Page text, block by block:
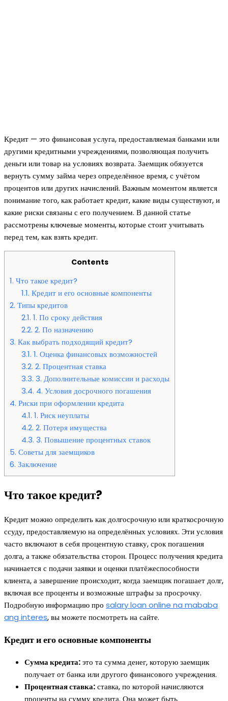
Кредит — это финансовая услуга, предоставляемая банками или
другими кредитными учреждениями, позволяющая получить
деньги или товар на условиях возврата. Заемщик обязуется
вернуть сумму займа через определённое время, с учётом
процентов или других начислений. Важным моментом является
понимание того, как работает кредит, какие виды существуют, и
какие риски связаны с его получением. В данной статье
рассмотрены ключевые моменты, которые стоит учитывать
перед тем, как взять кредит.
Contents
1. Что такое кредит?
1.1. Кредит и его основные компоненты
2. Типы кредитов
2.1. 1. По сроку действия
2.2. 2. По назначению
3. Как выбрать подходящий кредит?
3.1. 1. Оценка финансовых возможностей
3.2. 2. Процентная ставка
3.3. 3. Дополнительные комиссии и расходы
3.4. 4. Условия досрочного погашения
4. Риски при оформлении кредита
4.1. 1. Риск неуплаты
4.2. 2. Потеря имущества
4.3. 3. Повышение процентных ставок
5. Советы для заемщиков
6. Заключение
Что такое кредит?
Кредит можно определить как долгосрочную или краткосрочную
ссуду, предоставляемую на определённых условиях. Эти условия
часто включают в себя процентную ставку, срок погашения
долга, а также обязательства сторон. Процесс получения кредита
начинается с подачи заявки и оценки платёжеспособности
клиента, а завершение происходит, когда заемщик погашает долг,
включая все проценты и возможные штрафы за просрочку.
Подробную информацию про salary loan online na mababa
ang interes, вы можете посмотреть на сайте.
Кредит и его основные компоненты
Сумма кредита:это та сумма денег, которую заемщик
получает от банка или другого финансового учреждения.
Процентная ставка:ставка, по которой начисляются
проценты на сумму кредита. Она может быть